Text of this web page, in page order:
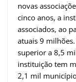
novas
cinco anos, a
associados, ao
atuais 9
superior a 8,5
instituição tem
2,1 mil